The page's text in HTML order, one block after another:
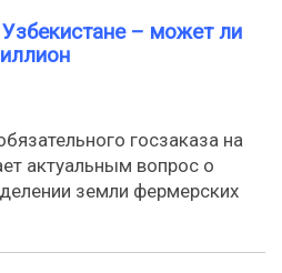
– может ли
госзаказа на
актуальным вопрос о
земли фермерских